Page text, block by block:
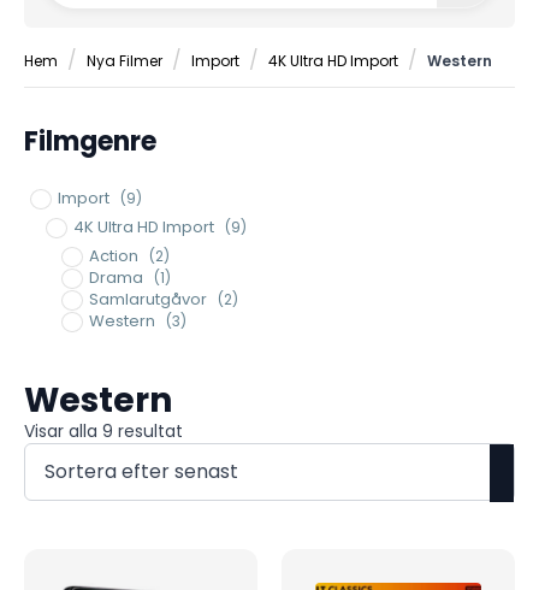
Hem Nya Filmer Import 4K Ultra HD Import Western
Filmgenre
Import (9)
4K Ultra HD Import (9)
Action (2)
Drama (1)
Samlarutgåvor (2)
Western (3)
Western
Visar alla 9 resultat
efter
senaste